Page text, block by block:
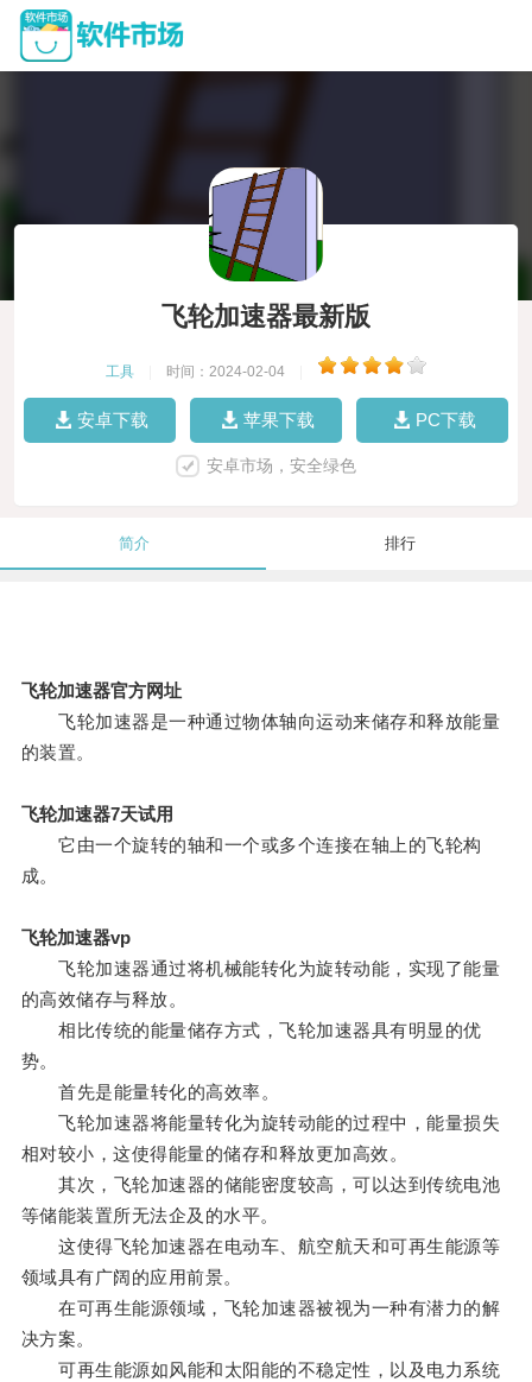
飞轮加速器最新版
工具 时间：2024-02-04
安卓下载 苹果下载 PC下载
安卓市场，安全绿色
简介 排行
飞轮加速器官方网址
飞轮加速器是一种通过物体轴向运动来储存和释放能量
的装置。
飞轮加速器7天试用
它由一个旋转的轴和一个或多个连接在轴上的飞轮构
成。
飞轮加速器vp
飞轮加速器通过将机械能转化为旋转动能，实现了能量
的高效储存与释放。
相比传统的能量储存方式，飞轮加速器具有明显的优
势。
首先是能量转化的高效率。
飞轮加速器将能量转化为旋转动能的过程中，能量损失
相对较小，这使得能量的储存和释放更加高效。
其次，飞轮加速器的储能密度较高，可以达到传统电池
等储能装置所无法企及的水平。
这使得飞轮加速器在电动车、航空航天和可再生能源等
领域具有广阔的应用前景。
在可再生能源领域，飞轮加速器被视为一种有潜力的解
决方案。
可再生能源如风能和太阳能的不稳定性，以及电力系统